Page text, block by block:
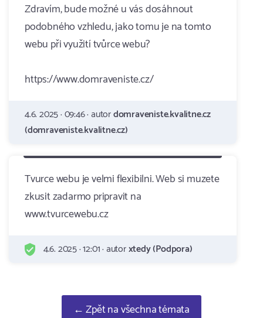
Zdravím, bude možné u vás dosáhnout
podobného vzhledu, jako tomu je na tomto
webu při využití tvůrce webu?
https://www.domraveniste.cz/
4.6. 2025 · 09:46 · autordomraveniste.kvalitne.cz
(domraveniste.kvalitne.cz)
Tvurce webu je velmi flexibilni. Web si muzete
zkusit zadarmo pripravit na
www.tvurcewebu.cz
4.6. 2025 · 12:01 · autorxtedy (Podpora)
← Zpět na všechna témata